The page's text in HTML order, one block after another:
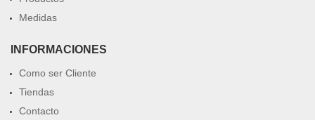
Medidas
INFORMACIONES
Como ser Cliente
Tiendas
Contacto